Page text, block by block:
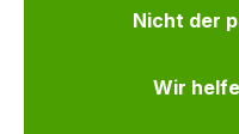
Nicht der
Wir